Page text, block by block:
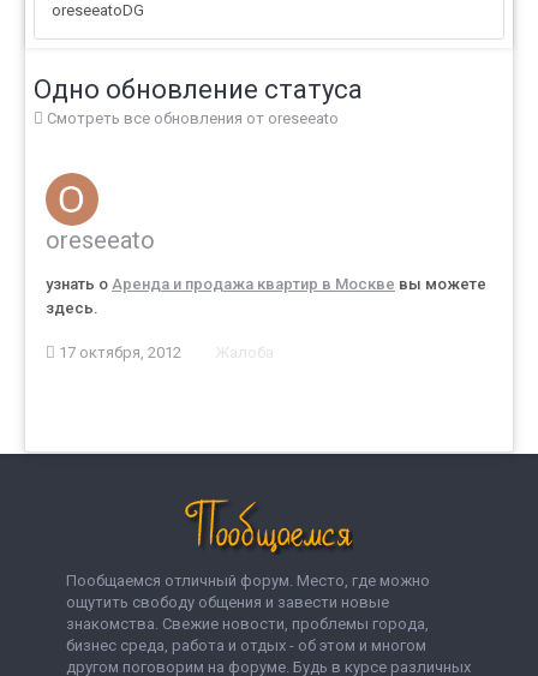
oreseeatoDG
Одно обновление статуса
Смотреть все обновления от oreseeato
oreseeato
узнать о Аренда и продажа квартир в Москве вы можете
здесь.
17 октября, 2012 Жалоба
Пообщаемся отличный форум. Место, где можно
ощутить свободу общения и завести новые
знакомства. Свежие новости, проблемы города,
бизнес среда, работа и отдых - об этом и многом
другом поговорим на форуме. Будь в курсе различных